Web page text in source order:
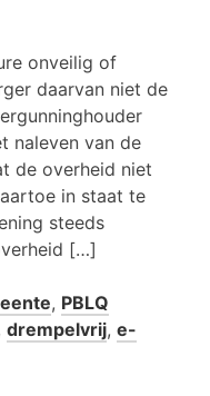
onveilig of
daarvan niet de
naleven van de
de overheid niet
in staat te
steeds
[…]
, PBLQ
drempelvrij, e-